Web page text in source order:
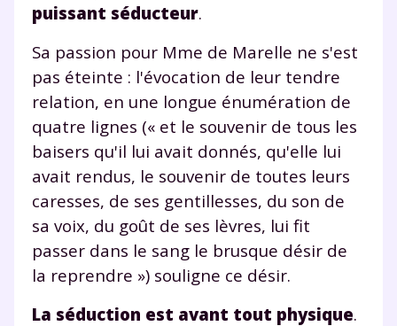
puissant séducteur.
Sa passion pour Mme de Marelle ne s'est
pas éteinte : l'évocation de leur tendre
relation, en une longue énumération de
quatre lignes (« et le souvenir de tous les
baisers qu'il lui avait donnés, qu'elle lui
avait rendus, le souvenir de toutes leurs
caresses, de ses gentillesses, du son de
sa voix, du goût de ses lèvres, lui fit
passer dans le sang le brusque désir de
la reprendre ») souligne ce désir.
La séduction est avant tout physique.
Fiches de cours et vidéos
corrigés, podcasts de révisions
Un
espace dédié aux parents
pour
suivre les progrès
Tout le programme scolaire du CP à
la Terminale
Des profs expérimentés disponibles
à la demande par tchat, audio ou
vidéo